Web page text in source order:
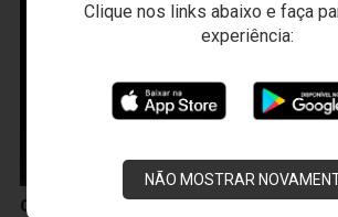
Clique nos links abaixo e faça
experiência:
NÃO MOSTRAR
Coletiva de Imprensa